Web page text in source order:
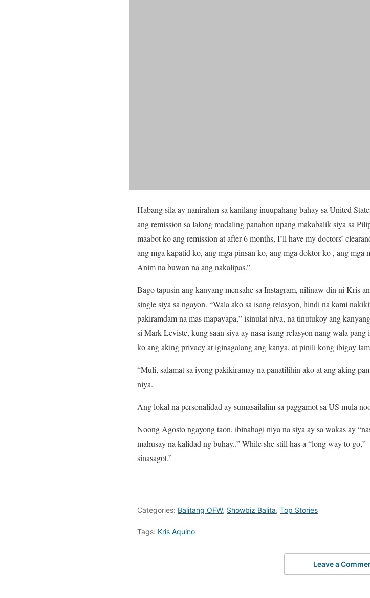
Habang sila ay nanirahan sa kanilang inuupahang bahay sa United
ang remission sa lalong madaling panahon upang makabalik siya sa
maabot ko ang remission at after 6 months, I’ll have my doctors’
ang mga kapatid ko, ang mga pinsan ko, ang mga doktor ko , ang mga
Anim na buwan na ang nakalipas.”
Bago tapusin ang kanyang mensahe sa Instagram, nilinaw din ni Kris
single siya sa ngayon. “Wala ako sa isang relasyon, hindi na kami
pakiramdam na mas mapayapa,” isinulat niya, na tinutukoy ang
si Mark Leviste, kung saan siya ay nasa isang relasyon nang wala
ko ang aking privacy at iginagalang ang kanya, at pinili kong ibigay
“Muli, salamat sa iyong pakikiramay na panatilihin ako at ang aking
niya.
Ang lokal na personalidad ay sumasailalim sa paggamot sa US mula
Noong Agosto ngayong taon, ibinahagi niya na siya ay sa wakas ay
mahusay na kalidad ng buhay..” While she still has a “long way to
sinasagot.”
Categories: Balitang OFW, Showbiz Balita, Top Stories
Tags: Kris Aquino
Leave a